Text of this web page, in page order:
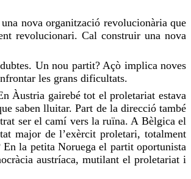
nova organització revolucionària que
revolucionari. Cal construir una nova
Un nou partit? Açò implica noves
les grans dificultats.
Àustria gairebé tot el proletariat estava
saben lluitar. Part de la direcció també
ser el camí vers la ruïna. A Bèlgica el
major de l’exèrcit proletari, totalment
En la petita Noruega el partit oportunista
austríaca, mutilant el proletariat i